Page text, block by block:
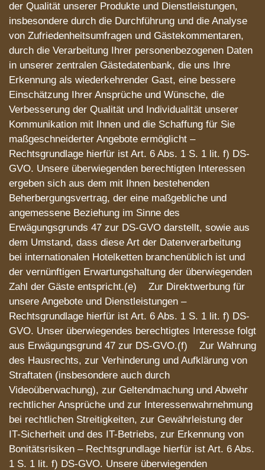
der Qualität unserer Produkte und Dienstleistungen,
insbesondere durch die Durchführung und die Analyse
von Zufriedenheitsumfragen und Gästekommentaren,
durch die Verarbeitung Ihrer personenbezogenen Daten
in unserer zentralen Gästedatenbank, die uns Ihre
Erkennung als wiederkehrender Gast, eine bessere
Einschätzung Ihrer Ansprüche und Wünsche, die
Verbesserung der Qualität und Individualität unserer
Kommunikation mit Ihnen und die Schaffung für Sie
maßgeschneiderter Angebote ermöglicht –
Rechtsgrundlage hierfür ist Art. 6 Abs. 1 S. 1 lit. f) DS-
GVO. Unsere überwiegenden berechtigten Interessen
ergeben sich aus dem mit Ihnen bestehenden
Beherbergungsvertrag, der eine maßgebliche und
angemessene Beziehung im Sinne des
Erwägungsgrunds 47 zur DS-GVO darstellt, sowie aus
dem Umstand, dass diese Art der Datenverarbeitung
bei internationalen Hotelketten branchenüblich ist und
der vernünftigen Erwartungshaltung der überwiegenden
Zahl der Gäste entspricht.(e) Zur Direktwerbung für
unsere Angebote und Dienstleistungen –
Rechtsgrundlage hierfür ist Art. 6 Abs. 1 S. 1 lit. f) DS-
GVO. Unser überwiegendes berechtigtes Interesse folgt
aus Erwägungsgrund 47 zur DS-GVO.(f) Zur Wahrung
des Hausrechts, zur Verhinderung und Aufklärung von
Straftaten (insbesondere auch durch
Videoüberwachung), zur Geltendmachung und Abwehr
rechtlicher Ansprüche und zur Interessenwahrnehmung
bei rechtlichen Streitigkeiten, zur Gewährleistung der
IT-Sicherheit und des IT-Betriebs, zur Erkennung von
Bonitätsrisiken – Rechtsgrundlage hierfür ist Art. 6 Abs.
1 S. 1 lit. f) DS-GVO. Unsere überwiegenden